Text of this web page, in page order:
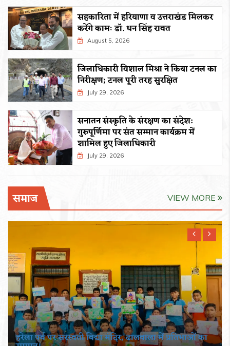
सहकारिता में हरियाणा व उत्तराखंड मिलकर
करेंगे कामः डाॅ. धन सिंह रावत
August 5, 2026
जिलाधिकारी विशाल मिश्रा ने किया टनल का
निरीक्षण; टनल पूरी तरह सुरक्षित
July 29, 2026
सनातन संस्कृति के संरक्षण का संदेश:
गुरुपूर्णिमा पर संत सम्मान कार्यक्रम में
शामिल हुए जिलाधिकारी
July 29, 2026
समाज VIEW MORE
हरेला पर्व पर सरस्वती विद्या मंदिर, ढालवाला में प्रतिभाओं का